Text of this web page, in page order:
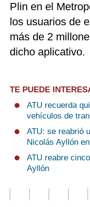
Plin en el
los usuarios de
más de 2
dicho aplicativo.
TE PUEDE
ATU recuerda
vehículos de
ATU: se reabrió
Nicolás Ayllón
ATU reabre
Ayllón